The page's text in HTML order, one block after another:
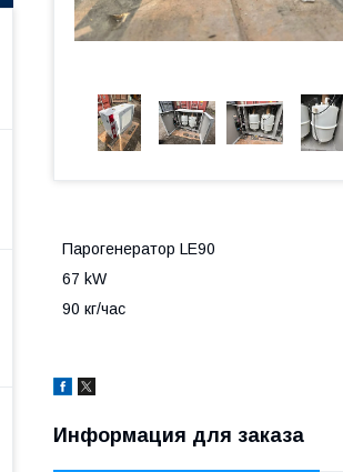
Парогенератор LE90
67 kW
90 кг/час
Информация для заказа